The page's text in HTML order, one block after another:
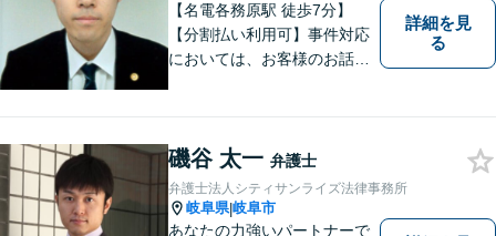
【名電各務原駅 徒歩7分】
【分割払い利用可】事件対応
においては、お客様のお話を
ることを心がけています。
詳細を見
る
磯谷 太一 弁護士
弁護士法人シティサンライズ法律事務所
岐阜県|岐阜市
あなたの力強いパートナーで